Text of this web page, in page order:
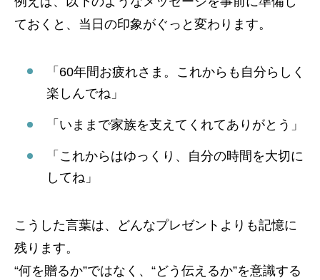
ておくと、当日の印象がぐっと変わります。
「60年間お疲れさま。これからも自分らしく
楽しんでね」
「いままで家族を支えてくれてありがとう」
「これからはゆっくり、自分の時間を大切に
してね」
こうした言葉は、どんなプレゼントよりも記憶に
残ります。
“何を贈るか”ではなく、“どう伝えるか”を意識する